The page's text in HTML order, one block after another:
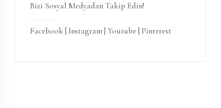
Bizi Sosyal Medyadan Takip Edin!
Facebook| Instagram| Youtube | Pinterest